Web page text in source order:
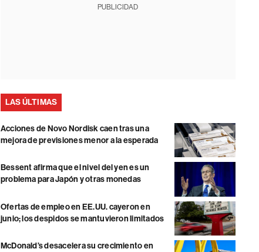
PUBLICIDAD
LAS ÚLTIMAS
Acciones de Novo Nordisk caen tras una
mejora de previsiones menor a la esperada
Bessent afirma que el nivel del yen es un
problema para Japón y otras monedas
Ofertas de empleo en EE.UU. cayeron en
junio; los despidos se mantuvieron limitados
McDonald’s desacelera su crecimiento en